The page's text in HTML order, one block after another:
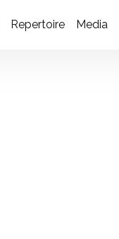
Re­per­toire Media